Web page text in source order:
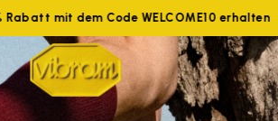
mit dem Code WELCOME10 erhalten